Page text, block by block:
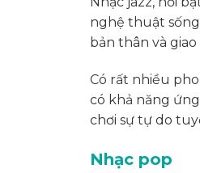
nghệ thuật sống
bản thân và
Có rất nhiều
có khả năng
chơi sự tự do
Nhạc pop